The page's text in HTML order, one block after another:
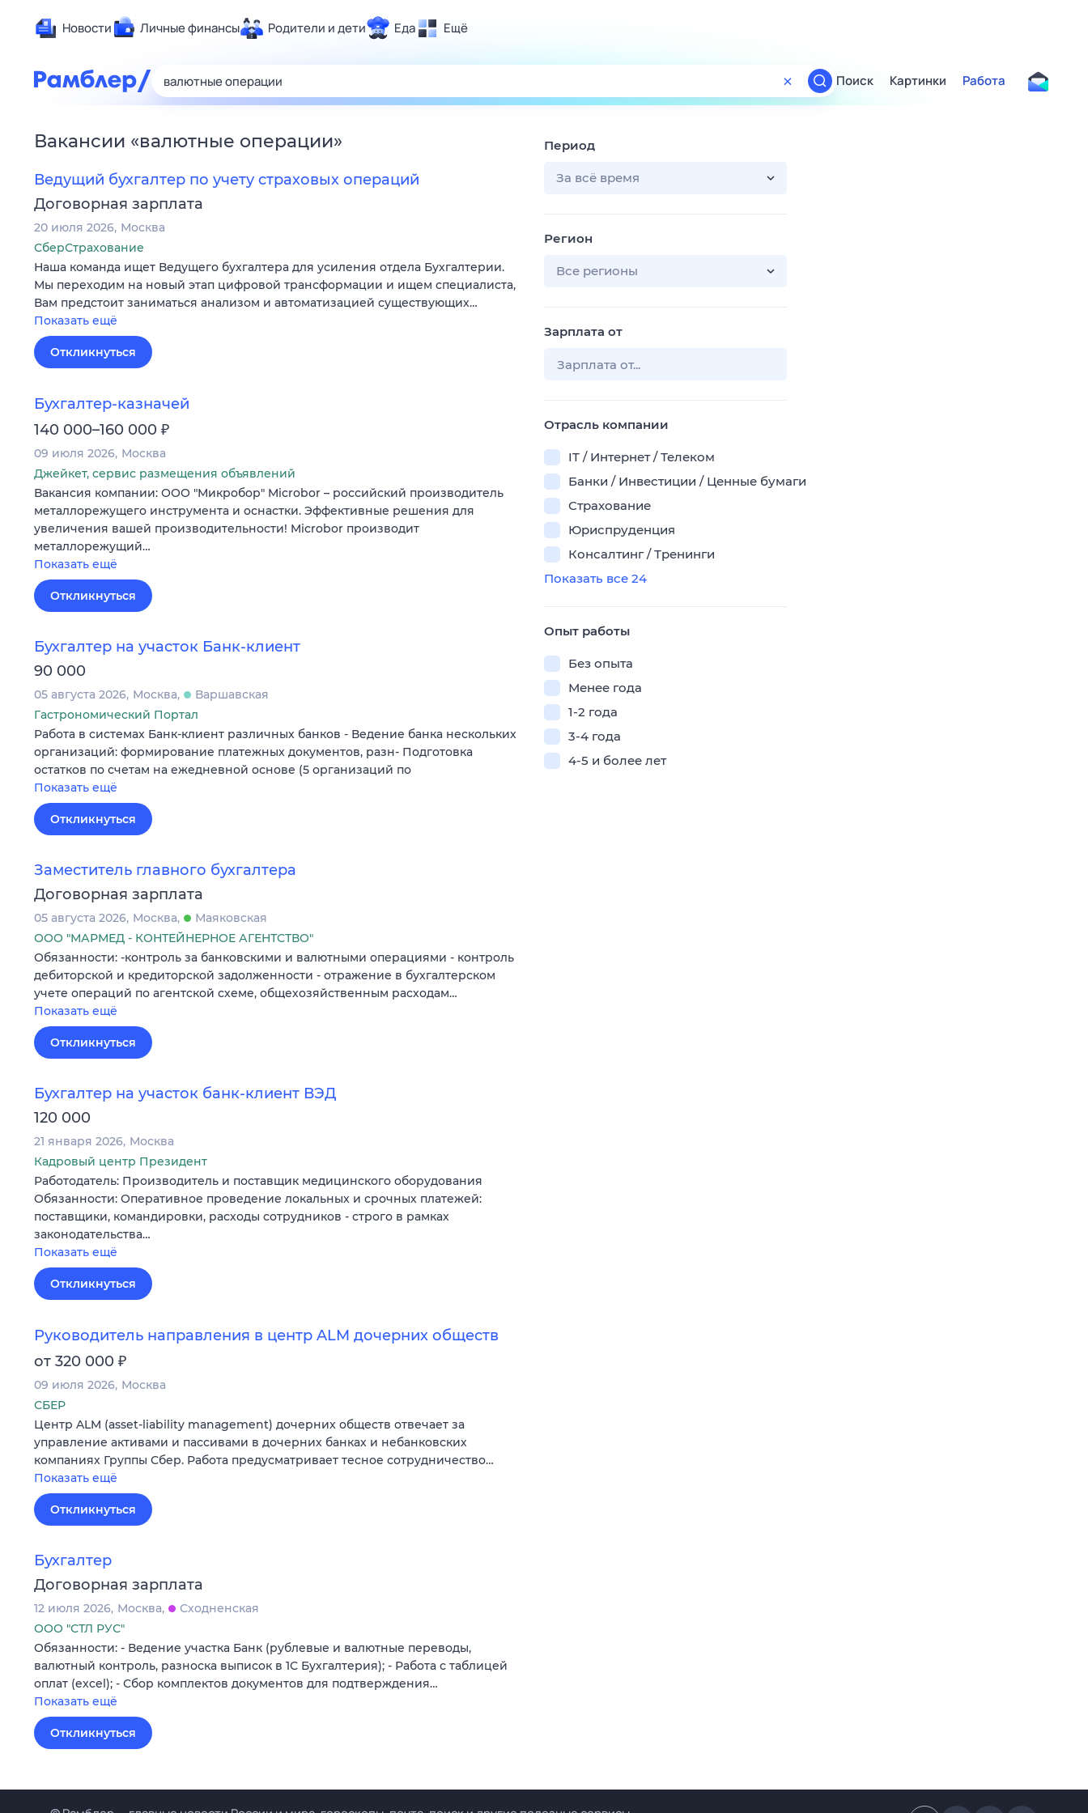
Новости Личные финансы Родители и дети Еда Ещё
Развлечения и отдых
Спорт
Карьера
Сберегаем вместе
Гороскопы
Поиск
ТВ-программа
Поиск Картинки Работа
Вакансии «валютные операции»
Ведущий бухгалтер по учету страховых операций
Договорная зарплата
20 июля 2026 Москва
СберСтрахование
Наша команда ищет Ведущего бухгалтера для усиления отдела Бухгалтерии.
Мы переходим на новый этап цифровой трансформации и ищем специалиста,
Вам предстоит заниматься анализом и автоматизацией существующих…
Показать ещё
Откликнуться
Бухгалтер-казначей
140 000–160 000 ₽
09 июля 2026 Москва
Джейкет, сервис размещения объявлений
Вакансия компании: ООО "Микробор" Microbor – российский производитель
металлорежущего инструмента и оснастки. Эффективные решения для
увеличения вашей производительности! Microbor производит
металлорежущий…
Показать ещё
Откликнуться
Бухгалтер на участок Банк-клиент
90 000
05 августа 2026 Москва
Варшавская
Гастрономический Портал
Работа в системах Банк-клиент различных банков - Ведение банка нескольких
организаций: формирование платежных документов, разн- Подготовка
остатков по счетам на ежедневной основе (5 организаций по
Показать ещё
Откликнуться
Заместитель главного бухгалтера
Договорная зарплата
05 августа 2026 Москва
Маяковская
ООО "МАРМЕД - КОНТЕЙНЕРНОЕ АГЕНТСТВО"
Обязанности: -контроль за банковскими и валютными операциями - контроль
дебиторской и кредиторской задолженности - отражение в бухгалтерском
учете операций по агентской схеме, общехозяйственным расходам…
Показать ещё
Откликнуться
Бухгалтер на участок банк-клиент ВЭД
120 000
21 января 2026 Москва
Кадровый центр Президент
Работодатель: Производитель и поставщик медицинского оборудования
Обязанности: Оперативное проведение локальных и срочных платежей:
поставщики, командировки, расходы сотрудников - строго в рамках
законодательства…
Показать ещё
Откликнуться
Руководитель направления в центр ALM дочерних обществ
от 320 000 ₽
09 июля 2026 Москва
СБЕР
Центр ALM (asset-liability management) дочерних обществ отвечает за
управление активами и пассивами в дочерних банках и небанковских
компаниях Группы Сбер. Работа предусматривает тесное сотрудничество…
Показать ещё
Откликнуться
Бухгалтер
Договорная зарплата
12 июля 2026 Москва
Сходненская
ООО "СТЛ РУС"
Обязанности: - Ведение участка Банк (рублевые и валютные переводы,
валютный контроль, разноска выписок в 1С Бухгалтерия); - Работа с таблицей
оплат (excel); - Сбор комплектов документов для подтверждения…
Показать ещё
Откликнуться
Период
За всё время
Регион
Все регионы
Зарплата от
Отрасль компании
IT / Интернет / Телеком
Банки / Инвестиции / Ценные бумаги
Страхование
Юриспруденция
Консалтинг / Тренинги
Показать все 24
Опыт работы
Без опыта
Менее года
1-2 года
3-4 года
4-5 и более лет